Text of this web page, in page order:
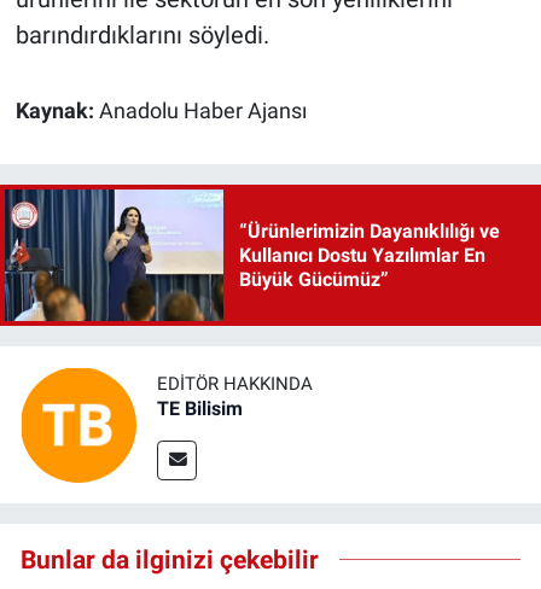
barındırdıklarını söyledi.
Kaynak: Anadolu Haber Ajansı
“Ürünlerimizin Dayanıklılığı ve
Kullanıcı Dostu Yazılımlar En
Büyük Gücümüz”
EDITÖR HAKKINDA
TE Bilisim
Bunlar da ilginizi çekebilir